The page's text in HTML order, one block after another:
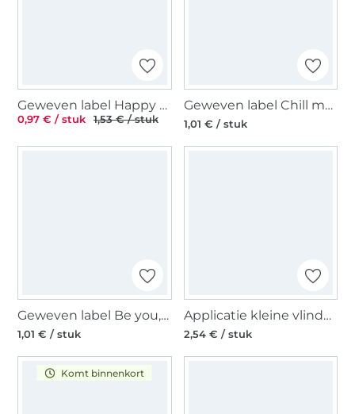
Geweven label Happy Handmade, lichtbruin
0,97 € / stuk 1,53 € / stuk
Geweven label Chill mal., zwart
1,01 € / stuk
Geweven label Be you, zwart
1,01 € / stuk
Applicatie kleine vlinder met pailletten, turquoise
2,54 € / stuk
Komt binnenkort